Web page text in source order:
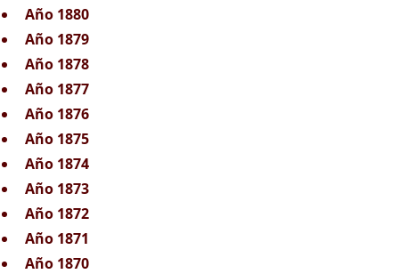
Año 1880
Año 1879
Año 1878
Año 1877
Año 1876
Año 1875
Año 1874
Año 1873
Año 1872
Año 1871
Año 1870